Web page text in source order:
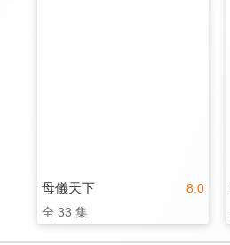
8.0
母儀天下
全 33 集